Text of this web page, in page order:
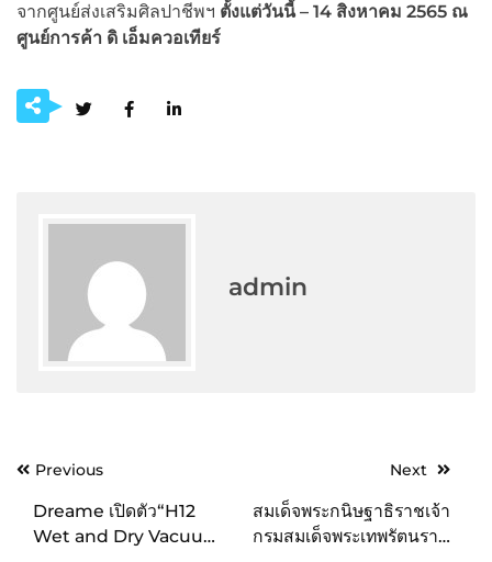
จากศูนย์ส่งเสริมศิลปาชีพฯ ตั้งแต่วันนี้ – 14 สิงหาคม 2565 ณ
ศูนย์การค้า ดิ เอ็มควอเทียร์
admin
PostPrevious
Dreame เปิดตัว“H12
Wet and Dry Vacuum”
Next
สมเด็จพระกนิษฐาธิราชเจ้า
กรมสมเด็จพระเทพรัตนราช